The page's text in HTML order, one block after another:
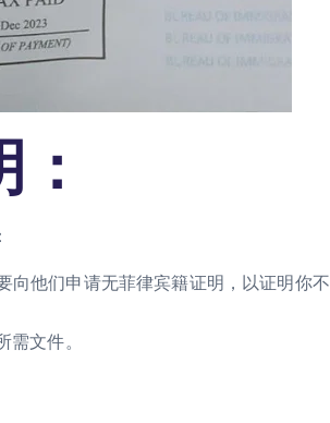
向他们申请无菲律宾籍证明，以证明你不
文件。